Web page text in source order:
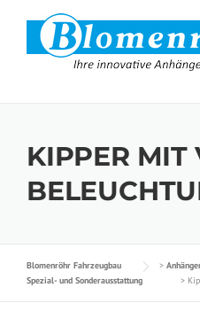
Skip to content
KIPPER MIT
Blomenröhr Fahrzeugbau >
Spezial- und Sonderausstattung
>